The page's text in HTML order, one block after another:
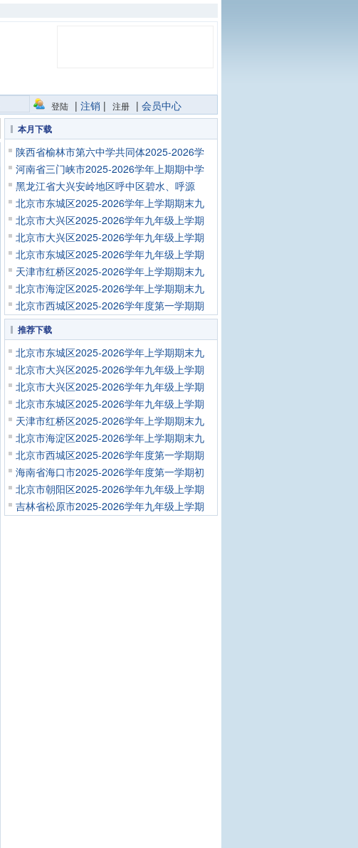
登陆 | 注销 | 注册 | 会员中心
本月下载
陕西省榆林市第六中学共同体2025-2026学
河南省三门峡市2025-2026学年上期期中学
黑龙江省大兴安岭地区呼中区碧水、呼源
北京市东城区2025-2026学年上学期期末九
北京市大兴区2025-2026学年九年级上学期
北京市大兴区2025-2026学年九年级上学期
北京市东城区2025-2026学年九年级上学期
天津市红桥区2025-2026学年上学期期末九
北京市海淀区2025-2026学年上学期期末九
北京市西城区2025-2026学年度第一学期期
推荐下载
北京市东城区2025-2026学年上学期期末九
北京市大兴区2025-2026学年九年级上学期
北京市大兴区2025-2026学年九年级上学期
北京市东城区2025-2026学年九年级上学期
天津市红桥区2025-2026学年上学期期末九
北京市海淀区2025-2026学年上学期期末九
北京市西城区2025-2026学年度第一学期期
海南省海口市2025-2026学年度第一学期初
北京市朝阳区2025-2026学年九年级上学期
吉林省松原市2025-2026学年九年级上学期